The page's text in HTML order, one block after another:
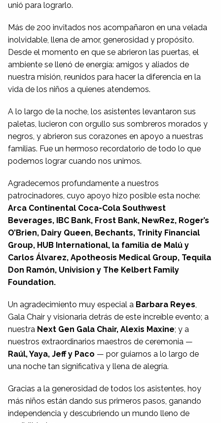
unió para lograrlo.
Más de 200 invitados nos acompañaron en una velada
inolvidable, llena de amor, generosidad y propósito.
Desde el momento en que se abrieron las puertas, el
ambiente se llenó de energía: amigos y aliados de
nuestra misión, reunidos para hacer la diferencia en la
vida de los niños a quienes atendemos.
A lo largo de la noche, los asistentes levantaron sus
paletas, lucieron con orgullo sus sombreros morados y
negros, y abrieron sus corazones en apoyo a nuestras
familias. Fue un hermoso recordatorio de todo lo que
podemos lograr cuando nos unimos.
Agradecemos profundamente a nuestros
patrocinadores, cuyo apoyo hizo posible esta noche:
Arca Continental Coca-Cola Southwest
Beverages, IBC Bank, Frost Bank, NewRez, Roger’s
O’Brien, Dairy Queen, Bechants, Trinity Financial
Group, HUB International, la familia de Malú y
Carlos Álvarez, Apotheosis Medical Group, Tequila
Don Ramón, Univision y The Kelbert Family
Foundation.
Un agradecimiento muy especial a Barbara Reyes,
Gala Chair y visionaria detrás de este increíble evento; a
nuestra Next Gen Gala Chair, Alexis Maxine; y a
nuestros extraordinarios maestros de ceremonia —
Raúl, Yaya, Jeff y Paco — por guiarnos a lo largo de
una noche tan significativa y llena de alegría.
Gracias a la generosidad de todos los asistentes, hoy
más niños están dando sus primeros pasos, ganando
independencia y descubriendo un mundo lleno de